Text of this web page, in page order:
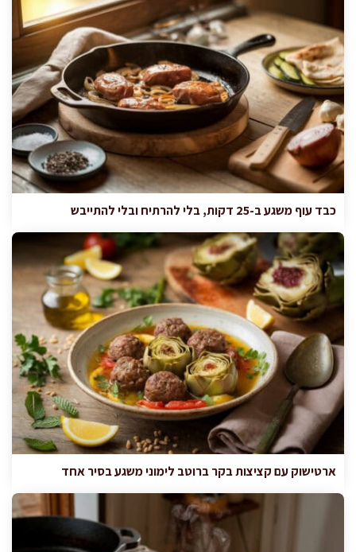
כבד עוף משגע ב-25 דקות, בלי להרתיח ובלי להתייבש
ארטישוק עם קציצות בקר ברוטב לימוני משגע בסיר אחד